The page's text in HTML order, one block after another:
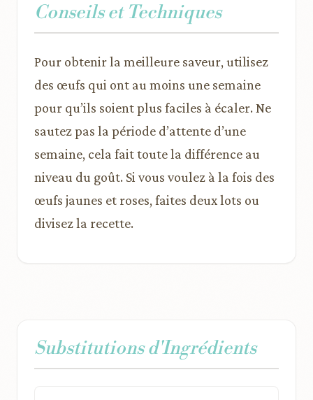
Conseils et Techniques
Pour obtenir la meilleure saveur, utilisez
des œufs qui ont au moins une semaine
pour qu’ils soient plus faciles à écaler. Ne
sautez pas la période d’attente d’une
semaine, cela fait toute la différence au
niveau du goût. Si vous voulez à la fois des
œufs jaunes et roses, faites deux lots ou
divisez la recette.
Substitutions d'Ingrédients